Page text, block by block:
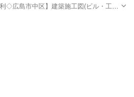
◇広島市中区】建築施工図(ビル・工場